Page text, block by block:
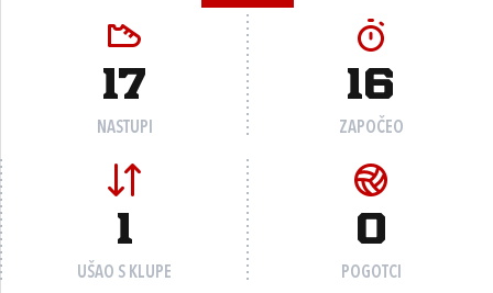
17
NASTUPI
16
ZAPOČEO
1
UŠAO S KLUPE
0
POGOTCI